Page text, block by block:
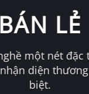
BÁN LẺ
một nét đặc
diện
biệt.